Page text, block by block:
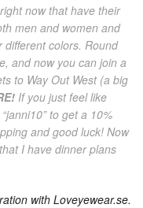
now that have their
men and women and
different colors. Round
and now you can join a
to Way Out West (a big
If you just feel like
to get a 10%
and good luck! Now
I have dinner plans
with Loveyewear.se.